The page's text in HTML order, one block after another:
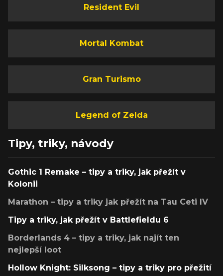
Resident Evil
Mortal Kombat
Gran Turismo
Legend of Zelda
Tipy, triky, návody
Gothic 1 Remake – tipy a triky, jak přežít v
Kolonii
Marathon – tipy a triky jak přežít na Tau Ceti IV
Tipy a triky, jak přežít v Battlefieldu 6
Borderlands 4 – tipy a triky, jak najít ten
nejlepší loot
Hollow Knight: Silksong – tipy a triky pro přežití